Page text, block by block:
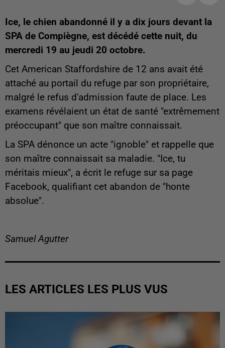
Ice, le chien abandonné il y a dix jours devant la
SPA de Compiègne, est décédé cette nuit, du
mercredi 19 au jeudi 20 octobre.
Cet American Staffordshire de 12 ans avait été
attaché au portail du refuge par son propriétaire,
malgré le refus d'admission faute de place. Les
examens révélaient un état de santé "extrêmement
préoccupant" que son maître connaissait.
La SPA dénonce un acte "ignoble" et rappelle que
son maître connaissait sa maladie. "Ice, tu
méritais mieux", a écrit le refuge sur sa page
Facebook, qualifiant cet abandon de "honte
absolue".
Samuel Agutter
LES ARTICLES LES PLUS VUS